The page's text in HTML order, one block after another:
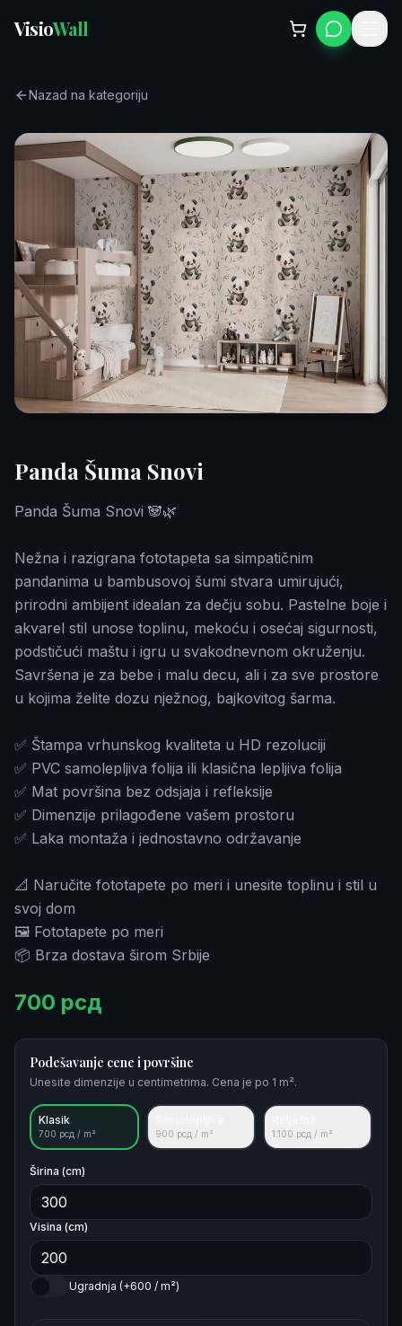
VisioWall
Nazad na kategoriju
Panda Šuma Snovi
Panda Šuma Snovi 🐼🌿
Nežna i razigrana fototapeta sa simpatičnim
pandanima u bambusovoj šumi stvara umirujući,
prirodni ambijent idealan za dečju sobu. Pastelne boje i
akvarel stil unose toplinu, mekoću i osećaj sigurnosti,
podstičući maštu i igru u svakodnevnom okruženju.
Savršena je za bebe i malu decu, ali i za sve prostore
u kojima želite dozu nježnog, bajkovitog šarma.
✅ Štampa vrhunskog kvaliteta u HD rezoluciji
✅ PVC samolepljiva folija ili klasična lepljiva folija
✅ Mat površina bez odsjaja i refleksije
✅ Dimenzije prilagođene vašem prostoru
✅ Laka montaža i jednostavno održavanje
📐 Naručite fototapete po meri i unesite toplinu i stil u
svoj dom
🖼️ Fototapete po meri
📦 Brza dostava širom Srbije
700 рсд
Podešavanje cene i površine
Unesite dimenzije u centimetrima. Cena je po 1 m².
Klasik
700 рсд / m² 900 рсд / m² 1.100 рсд / m²
Širina (cm)
Visina (cm)
Ugradnja (+600 / m²)